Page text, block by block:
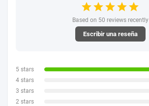
de
seguridad
de los
Based on 50 reviews recently
Escribir una reseña
5 stars
4 stars
3 stars
2 stars